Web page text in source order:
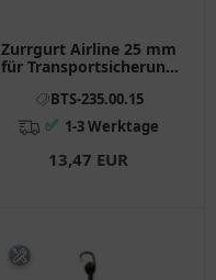
Zurrgurt Airline 25 mm
für Transportsicherung
BTS-235.00.15
✅ 1-3 Werktage
13,47 EUR